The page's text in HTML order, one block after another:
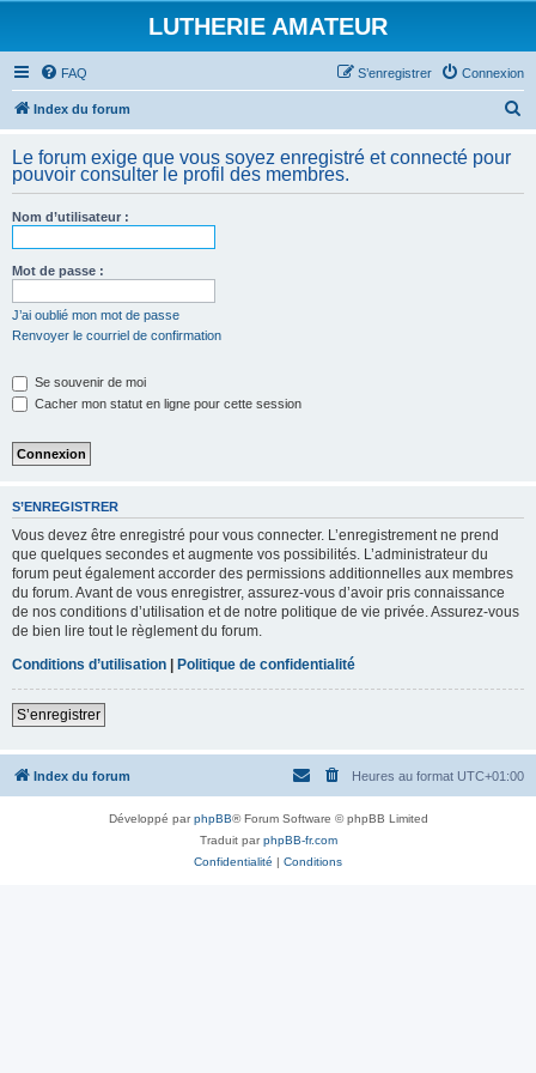
LUTHERIE AMATEUR
FAQ Connexion
S’enregistrer
Index du forum
h
Le forum exige que vous soyez enregistré et connecté pour
pouvoir consulter le profil des membres.
Nom d’utilisateur :
Mot de passe :
J’ai oublié mon mot de passe
Renvoyer le courriel de confirmation
Se souvenir de moi
Cacher mon statut en ligne pour cette session
S’ENREGISTRER
Vous devez être enregistré pour vous connecter. L’enregistrement ne prend
que quelques secondes et augmente vos possibilités. L’administrateur du
forum peut également accorder des permissions additionnelles aux membres
du forum. Avant de vous enregistrer, assurez-vous d’avoir pris connaissance
de nos conditions d’utilisation et de notre politique de vie privée. Assurez-vous
de bien lire tout le règlement du forum.
Conditions d’utilisation | Politique de confidentialité
S’enregistrer
Index du forum Heures au format UTC+01:00
Développé parphpBB® Forum Software © phpBB Limited
Traduit parphpBB-fr.com
Confidentialité | Conditions